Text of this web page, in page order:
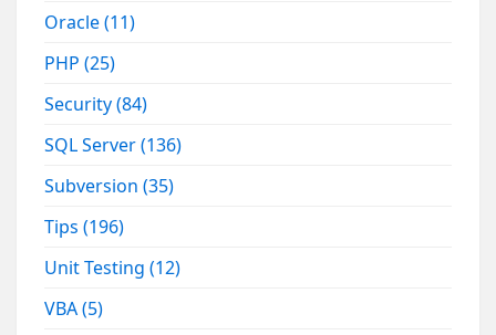
Oracle(11)
PHP(25)
Security(84)
SQL Server(136)
Subversion(35)
Tips(196)
Unit Testing(12)
VBA(5)